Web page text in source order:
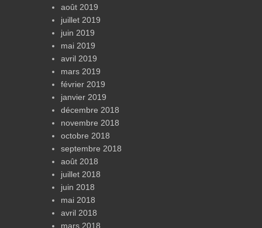
août 2019
juillet 2019
juin 2019
mai 2019
avril 2019
mars 2019
février 2019
janvier 2019
décembre 2018
novembre 2018
octobre 2018
septembre 2018
août 2018
juillet 2018
juin 2018
mai 2018
avril 2018
mars 2018